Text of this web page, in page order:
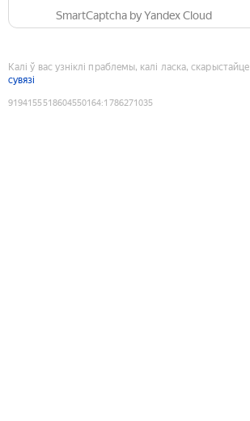
SmartCaptcha by Yandex Cloud
Калі ў вас узніклі праблемы, калі ласка, скарыстайце
сувязі
9194155518604550164:1786271035